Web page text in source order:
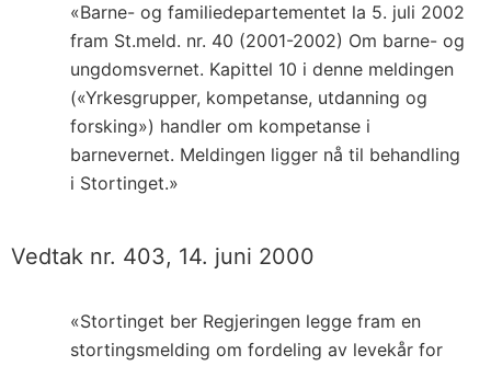
«Barne- og familiedepartementet la 5. juli 2002
fram St.meld. nr. 40 (2001-2002) Om barne- og
ungdomsvernet. Kapittel 10 i denne meldingen
(«Yrkesgrupper, kompetanse, utdanning og
forsking») handler om kompetanse i
barnevernet. Meldingen ligger nå til behandling
i Stortinget.»
Vedtak nr. 403, 14. juni 2000
«Stortinget ber Regjeringen legge fram en
stortingsmelding om fordeling av levekår for